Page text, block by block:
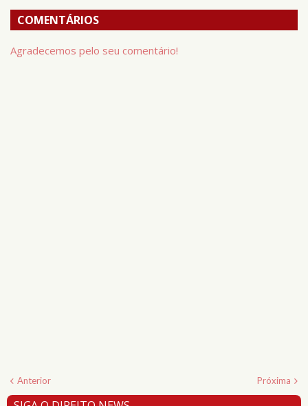
COMENTÁRIOS
Agradecemos pelo seu comentário!
Anterior Próxima